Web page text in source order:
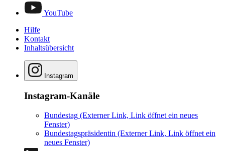
YouTube
Hilfe
Kontakt
Inhaltsübersicht
Instagram
Instagram-Kanäle
Bundestag (Externer Link, Link öffnet ein neues
Fenster)
Bundestagspräsidentin (Externer Link, Link öffnet ein
neues Fenster)